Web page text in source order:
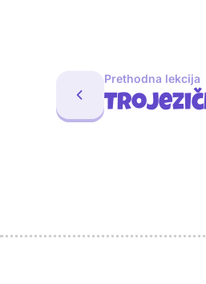
Prethodna lekcija